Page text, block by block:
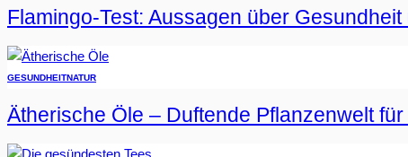
Flamingo-Test: Aussagen über
GESUNDHEITNATUR
Ätherische Öle – Duftende Pflanzenwelt